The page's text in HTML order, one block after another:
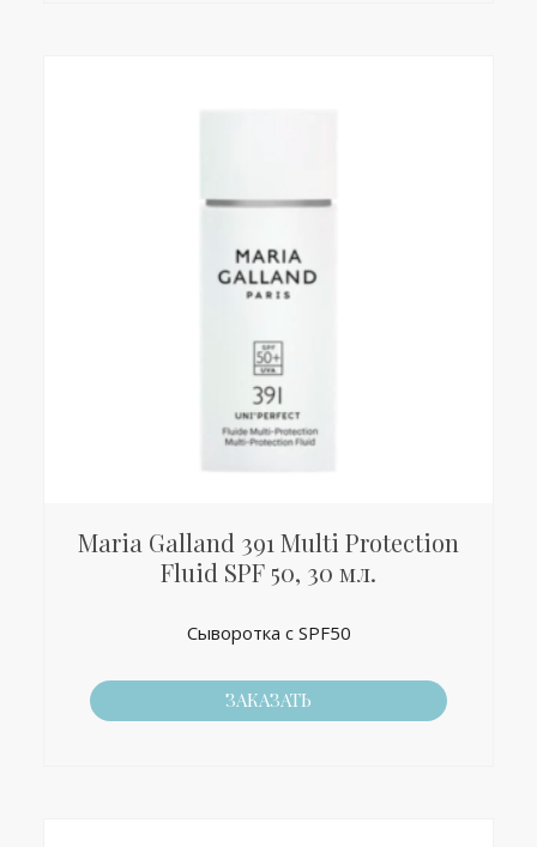
Maria Galland 391 Multi Protection
Fluid SPF 50, 30 мл.
Сыворотка с SPF50
ЗАКАЗАТЬ